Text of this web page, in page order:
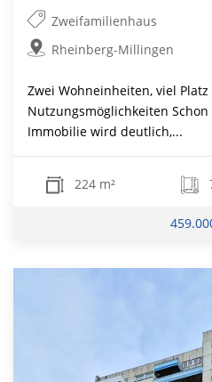
Zweifamilienhaus
Rheinberg-Millingen
Zwei Wohneinheiten, viel
Nutzungsmöglichkeiten
Immobilie wird deutlich,...
224 m²